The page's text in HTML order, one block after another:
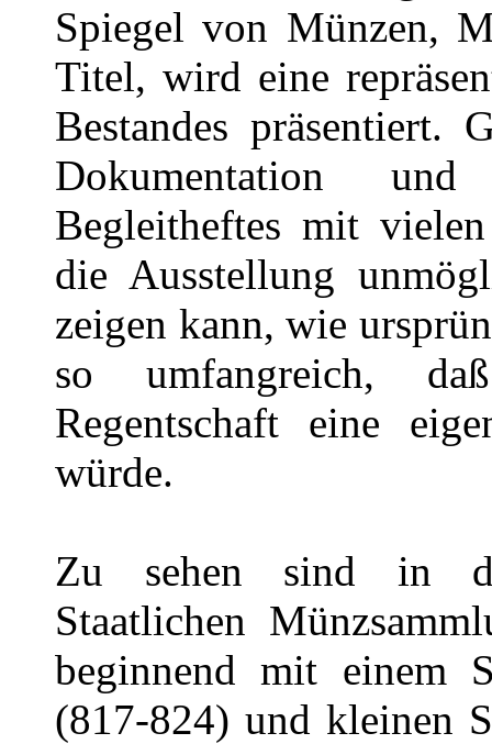
Spiegel von Münzen,
Titel, wird eine
Bestandes präsentiert.
Dokumentation
Begleitheftes mit
die Ausstellung
zeigen kann, wie
so umfangreich,
Regentschaft eine
würde.
Zu sehen sind in
Staatlichen
beginnend mit einem
(817-824) und kleinen